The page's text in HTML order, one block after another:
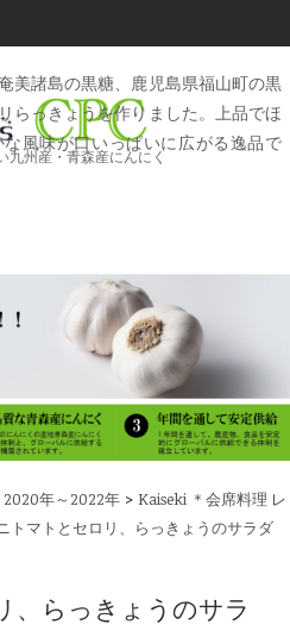
九州産・青森産にんにく
2020年～2022年 > Kaiseki ＊会席料理 レ
トマトとセロリ、らっきょうのサラダ
、らっきょうのサラ
美諸島の黒糖、鹿児島県福山町の黒
らっきょうを作りました。上品でほ
風味が口いっぱいに広がる逸品で